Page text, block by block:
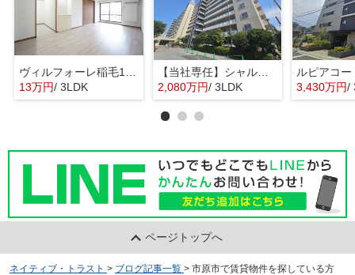
13万円/ 3LDK
【当社専任】シャルム稲毛
2,080万円/ 3LDK
ルピアコー
3,430万円/
ページトップへ
ネイティブ・トラスト > ブログ記事一覧 > 市原市で賃貸物件を探している方